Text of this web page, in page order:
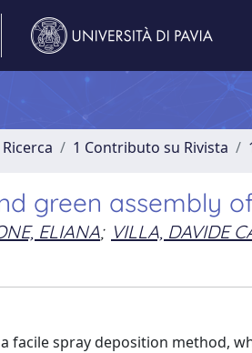
1 Contributo su Rivista
green assembly
ELIANA; VILLA, DAVIDE
facile spray deposition method,